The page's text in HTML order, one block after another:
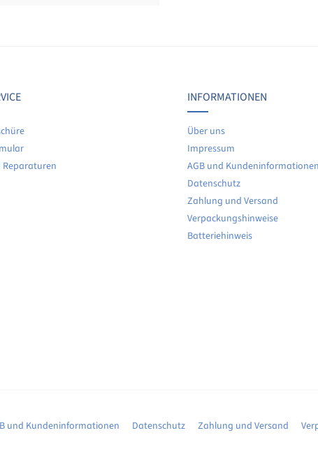
Keine Bewertungen gefunden. Teilen Sie Ihre
Reparaturen
INFORMATIONEN
Über uns
Impressum
AGB und Kundeninformationen
Datenschutz
Zahlung und Versand
Verpackungshinweise
Batteriehinweis
und Kundeninformationen Datenschutz Zahlung und Versand